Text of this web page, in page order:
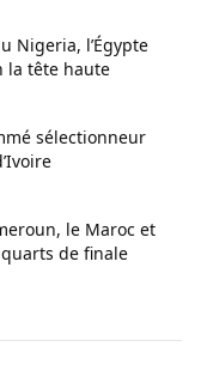
Nigeria, l’Égypte
la tête haute
sélectionneur
le Maroc et
de finale